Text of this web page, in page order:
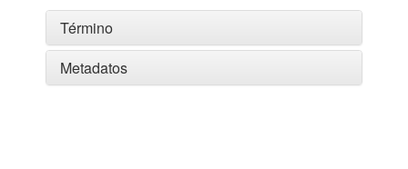
Término
Metadatos